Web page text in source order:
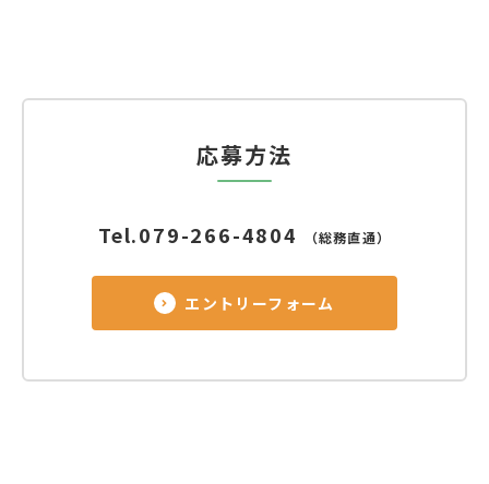
応募方法
Tel.079-266-4804 （総務直通）
エントリーフォーム